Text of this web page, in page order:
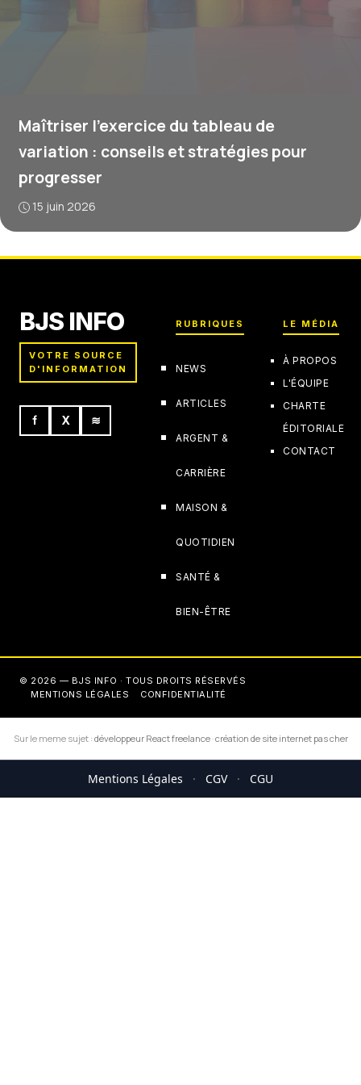
Maîtriser l’exercice du tableau de
variation : conseils et stratégies pour
progresser
15 juin 2026
BJS INFO
VOTRE SOURCE
D'INFORMATION
f X ≋
RUBRIQUES
NEWS
ARTICLES
ARGENT &
CARRIÈRE
MAISON &
QUOTIDIEN
SANTÉ &
BIEN-ÊTRE
LE MÉDIA
À PROPOS
L'ÉQUIPE
CHARTE
ÉDITORIALE
CONTACT
© 2026 — BJS INFO · TOUS DROITS RÉSERVÉS
MENTIONS LÉGALES
CONFIDENTIALITÉ
Sur le meme sujet : développeur React freelance·création de site internet pas cher
Mentions Légales · CGV · CGU